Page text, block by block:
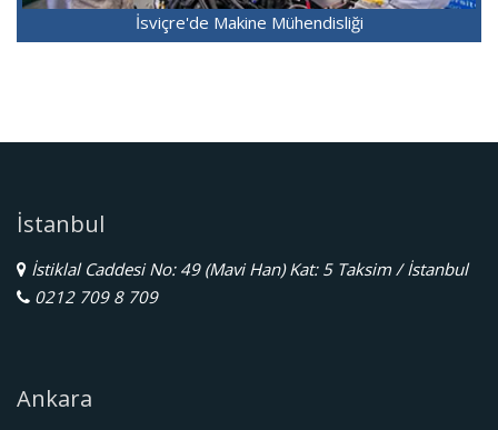
İsviçre'de Makine Mühendisliği
İstanbul
İstiklal Caddesi No: 49 (Mavi Han) Kat: 5 Taksim / İstanbul
0212 709 8 709
Ankara